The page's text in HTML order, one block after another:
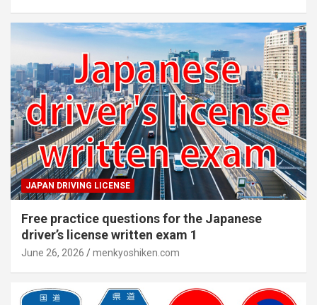
JAPAN DRIVING LICENSE
Free practice questions for the Japanese
driver’s license written exam 1
June 26, 2026 menkyoshiken.com